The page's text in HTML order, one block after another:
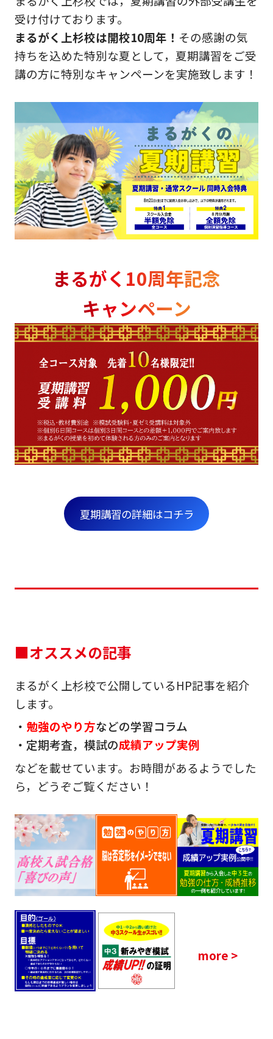
受け付けております。
まるがく上杉校は開校10周年！ その感謝の気
持ちを込めた特別な夏として，夏期講習をご受
講の方に特別なキャンペーンを実施致します！
まるがく10周年記念
キャンペーン
夏期講習の詳細はコチラ
■オススメの記事
まるがく上杉校で公開しているHP記事を紹介
します。
・ 勉強のやり方などの学習コラム
・定期考査，模試の成績アップ実例
などを載せています。お時間があるようでした
ら，どうぞご覧ください！
more >